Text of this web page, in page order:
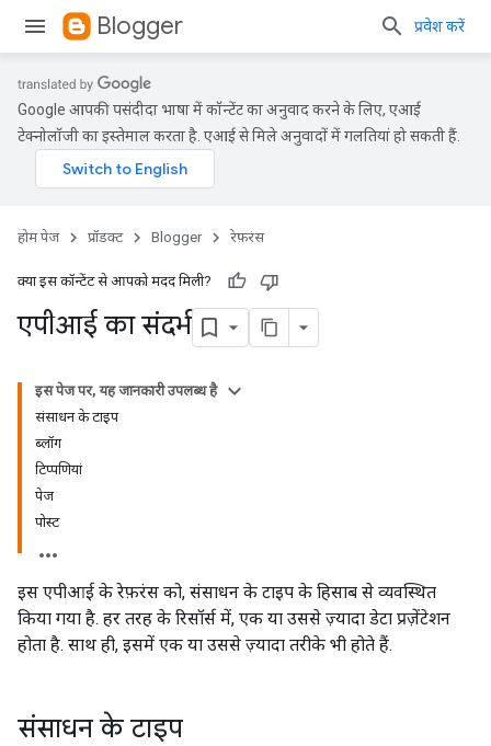
Blogger प्रवेश करें
Google आपकी पसंदीदा भाषा में कॉन्टेंट का अनुवाद करने के लिए, एआई
टेक्नोलॉजी का इस्तेमाल करता है. एआई से मिले अनुवादों में गलतियां हो सकती हैं.
होम पेज प्रॉडक्ट Blogger रेफ़रंस
क्या इस कॉन्टेंट से आपको मदद मिली?
एपीआई का संदर्भ
इस पेज पर, यह जानकारी उपलब्ध है
संसाधन के टाइप
ब्लॉग
टिप्पणियां
पेज
पोस्ट
इस एपीआई के रेफ़रंस को, संसाधन के टाइप के हिसाब से व्यवस्थित
किया गया है. हर तरह के रिसॉर्स में, एक या उससे ज़्यादा डेटा प्रज़ेंटेशन
होता है. साथ ही, इसमें एक या उससे ज़्यादा तरीके भी होते हैं.
संसाधन के टाइप